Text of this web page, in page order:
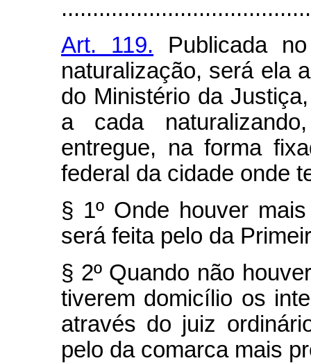
Art. 119. Publicada
naturalização, será ela
do Ministério da
a cada
entregue, na forma
federal da cidade onde
§ 1º Onde houver
será feita pelo da
§ 2º Quando não
tiverem domicílio os
através do juiz
pelo da comarca mais